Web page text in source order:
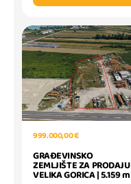
999.000,00 €
GRAĐEVINSKO
ZEMLJIŠTE ZA PRODAJU
VELIKA GORICA | 5.159 m